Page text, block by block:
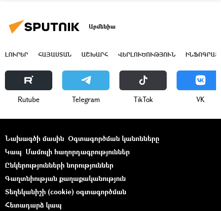
Արմենիա
ԼՈՒՐԵՐ ՀԱՅԱՍՏԱՆ ԱՇԽԱՐՀ ՎԵՐԼՈՒԾՈՒԹՅՈՒՆ
Rutube Telegram ТikТоk VK
Նախագծի մասին Օգտագործման կանոնները
Կապ Մամուլի հաղորդագրություններ
Ընկերությունների նորություններ
Գաղտնիության քաղաքականություն
Տեղեկանիշի (cookie) օգտագործման
Հետադարձ կապ